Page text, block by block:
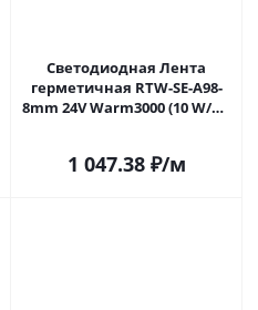
Светодиодная Лента
герметичная RTW-SE-A98-
8mm 24V Warm3000 (10 W/m,
1 047.38₽/м